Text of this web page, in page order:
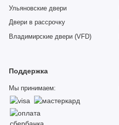
Ульяновские двери
Двери в рассрочку
Владимирские двери (VFD)
Поддержка
Мы принимаем: